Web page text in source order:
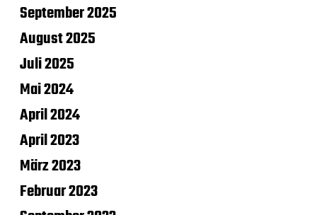
September 2025
August 2025
Juli 2025
Mai 2024
April 2024
April 2023
März 2023
Februar 2023